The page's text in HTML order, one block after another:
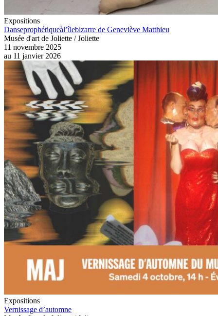
Expositions
Danseprophétiqueàl’îlebizarre de Geneviève Matthieu
Musée d'art de Joliette / Joliette
11 novembre 2025
au 11 janvier 2026
Expositions
Vernissage d’automne